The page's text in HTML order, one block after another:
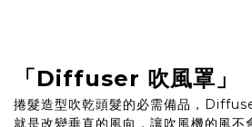
「Diffuser 吹風罩」
捲髮造型吹乾頭髮的必需備品，
就是改變垂直的風向，讓吹風機的風不